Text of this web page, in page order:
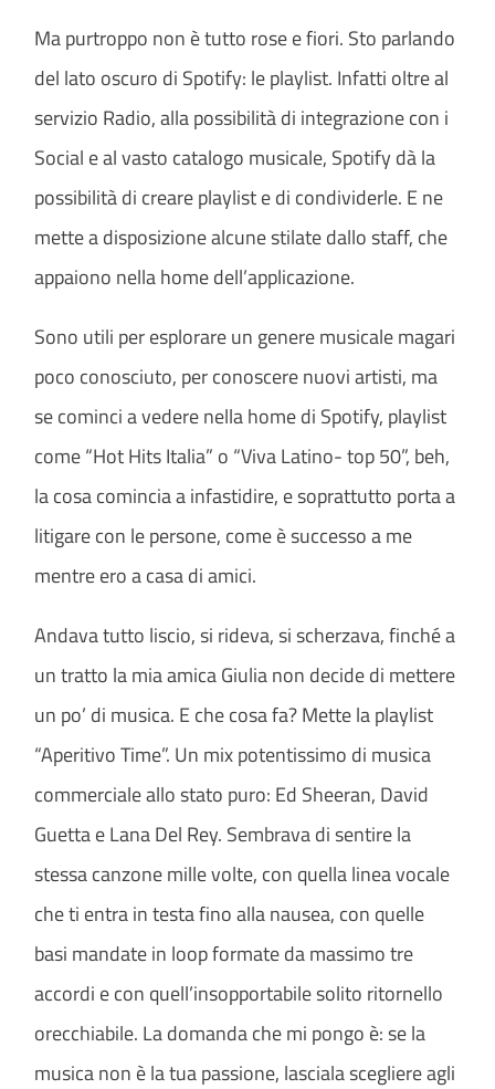
Ma purtroppo non è tutto rose e fiori. Sto parlando
del lato oscuro di Spotify: le playlist. Infatti oltre al
servizio Radio, alla possibilità di integrazione con i
Social e al vasto catalogo musicale, Spotify dà la
possibilità di creare playlist e di condividerle. E ne
mette a disposizione alcune stilate dallo staff, che
appaiono nella home dell’applicazione.
Sono utili per esplorare un genere musicale magari
poco conosciuto, per conoscere nuovi artisti, ma
se cominci a vedere nella home di Spotify, playlist
come “Hot Hits Italia” o “Viva Latino- top 50”, beh,
la cosa comincia a infastidire, e soprattutto porta a
litigare con le persone, come è successo a me
mentre ero a casa di amici.
Andava tutto liscio, si rideva, si scherzava, finché a
un tratto la mia amica Giulia non decide di mettere
un po’ di musica. E che cosa fa? Mette la playlist
“Aperitivo Time”. Un mix potentissimo di musica
commerciale allo stato puro: Ed Sheeran, David
Guetta e Lana Del Rey. Sembrava di sentire la
stessa canzone mille volte, con quella linea vocale
che ti entra in testa fino alla nausea, con quelle
basi mandate in loop formate da massimo tre
accordi e con quell’insopportabile solito ritornello
orecchiabile. La domanda che mi pongo è: se la
musica non è la tua passione, lasciala scegliere agli